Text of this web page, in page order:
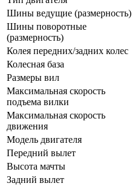
Шины ведущие (размерность)
Шины поворотные
(размерность)
Колея передних/задних колес
Колесная база
Размеры вил
Максимальная скорость
подъема вилки
Максимальная скорость
движения
Модель двигателя
Передний вылет
Высота мачты
Задний вылет